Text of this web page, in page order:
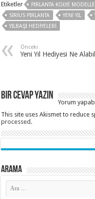
Etiketler PIRLANTA KOLYE
SIRIUS PIRLANTA
YENI YIL
YILBAŞI HEDIYELERI
Önceki
Yeni Yıl Hediyesi Ne
Bir cevap yazın
Yorum
This site uses Akismet to reduce
processed .
Arama